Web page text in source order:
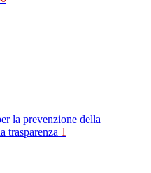
la prevenzione della
trasparenza 1